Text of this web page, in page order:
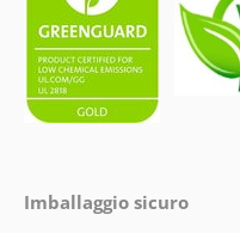
Imballaggio sicuro